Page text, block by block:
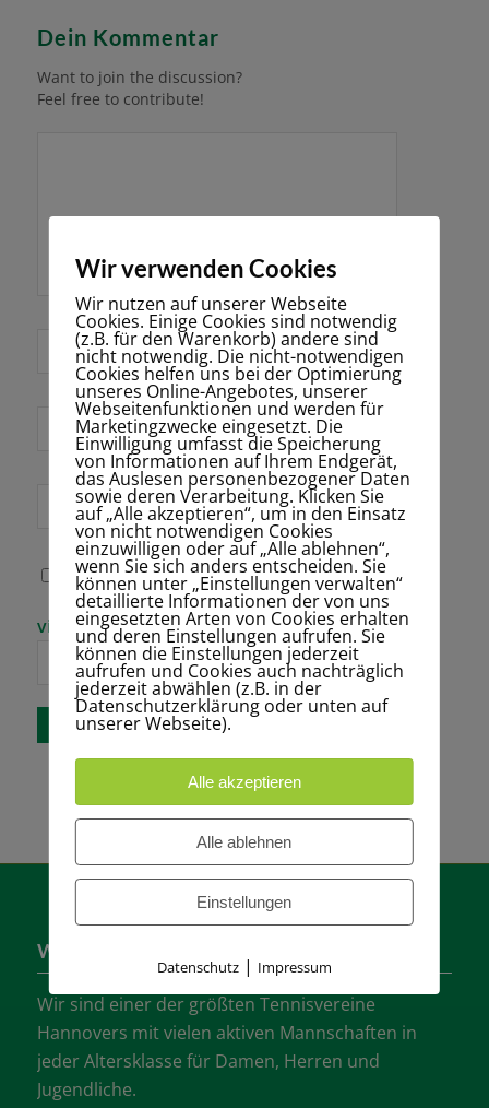
Dein Kommentar
Want to join the discussion?
Feel free to contribute!
Name *
E-Mail-Adresse
*
Website
Name, E-Mail-
Adresse und
Website in
diesem Browser
für meinen
nächsten
Kommentar
speichern.
Bitte gib eine
Antwort in
Ziffern ein:
vierzehn − eins =
Wer sind wir?
Wir sind einer der größten Tennisvereine
Hannovers mit vielen aktiven Mannschaften in
jeder Altersklasse für Damen, Herren und
Jugendliche.
Wir verwenden Cookies
Wir nutzen auf unserer Webseite
Cookies. Einige Cookies sind notwendig
(z.B. für den Warenkorb) andere sind
nicht notwendig. Die nicht-notwendigen
Cookies helfen uns bei der Optimierung
unseres Online-Angebotes, unserer
Webseitenfunktionen und werden für
Marketingzwecke eingesetzt. Die
Einwilligung umfasst die Speicherung
von Informationen auf Ihrem Endgerät,
das Auslesen personenbezogener Daten
sowie deren Verarbeitung. Klicken Sie
auf „Alle akzeptieren“, um in den Einsatz
von nicht notwendigen Cookies
einzuwilligen oder auf „Alle ablehnen“,
wenn Sie sich anders entscheiden. Sie
können unter „Einstellungen verwalten“
detaillierte Informationen der von uns
eingesetzten Arten von Cookies erhalten
und deren Einstellungen aufrufen. Sie
können die Einstellungen jederzeit
aufrufen und Cookies auch nachträglich
jederzeit abwählen (z.B. in der
Datenschutzerklärung oder unten auf
unserer Webseite).
Alle akzeptieren
Alle ablehnen
Einstellungen
Datenschutz| Impressum